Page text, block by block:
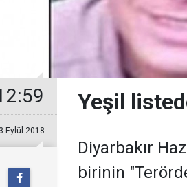
Eylül 2018
Yeşil
Diyarbakır
birinin